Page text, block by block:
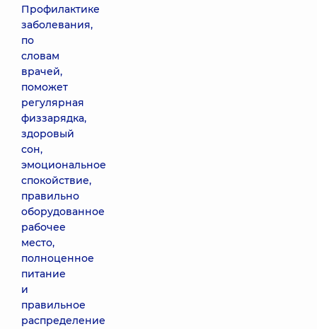
Профилактике
заболевания,
по
словам
врачей,
поможет
регулярная
физзарядка,
здоровый
сон,
эмоциональное
спокойствие,
правильно
оборудованное
рабочее
место,
полноценное
питание
и
правильное
распределение